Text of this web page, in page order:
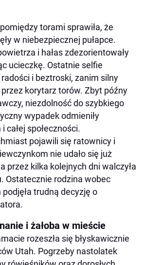
torami sprawiła, że
w niebezpiecznej pułapce.
i hałas zdezorientowały
ucieczkę. Ostatnie selfie
i beztroski, zanim silny
korytarz torów. Zbyt późny
niezdolność do szybkiego
wypadek odmieniły
całej społeczności.
pojawili się ratownicy i
nie udało się już
przez kilka kolejnych dni walczyła
Ostatecznie rodzina wobec
trudną decyzję o
i żałoba w mieście
rozeszła się błyskawicznie
Utah. Pogrzeby nastolatek